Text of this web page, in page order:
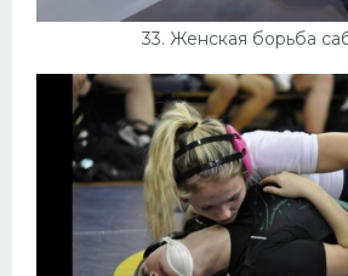
33. Женская борьба